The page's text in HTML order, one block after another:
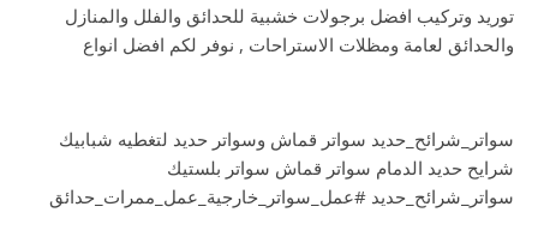
توريد وتركيب افضل برجولات خشبية للحدائق والفلل والمنازل
والحدائق لعامة ومظلات الاستراحات , نوفر لكم افضل انواع
سواتر_شرائح_حديد سواتر قماش وسواتر حديد لتغطيه شبابيك
شرايح حديد الدمام سواتر قماش سواتر بلستيك
سواتر_شرائح_حديد #عمل_سواتر_خارجية_عمل_ممرات_حدائق